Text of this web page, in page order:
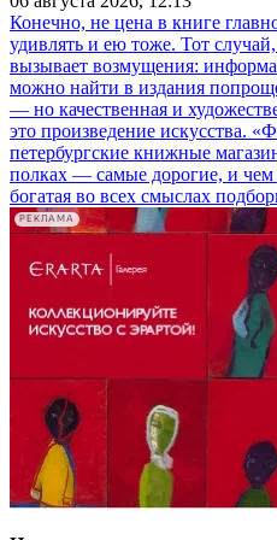
Конечно, не цена в книге
удивлять и ею тоже. Тот
вызывает возмущения:
можно найти в издания
— но качественная и
это произведение искусства.
петербургские книжные
полках — самые дорогие, и
богатая во всех смыслах
РЕКЛАМА